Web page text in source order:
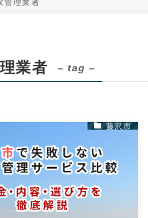
管理業者
業者 – tag –
藤沢市